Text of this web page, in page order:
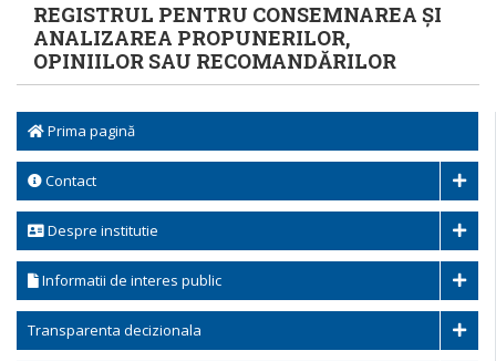
REGISTRUL PENTRU CONSEMNAREA ȘI
ANALIZAREA PROPUNERILOR,
OPINIILOR SAU RECOMANDĂRILOR
Prima pagină
Contact
Despre institutie
Informatii de interes public
Transparenta decizionala